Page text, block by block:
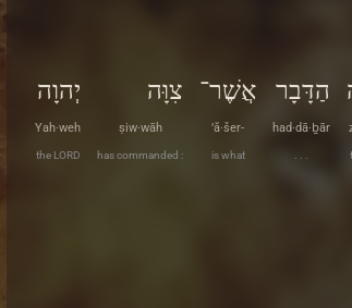
הַדָּבָר
had·dā·ḇār
. . .
אֲשֶׁר־
’ă·šer-
is what
צִוָּה
ṣiw·wāh
has commanded :
יְהוָה
Yah·weh
the LORD